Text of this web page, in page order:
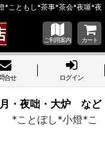
ともし*茶事*茶会*夜噺*夜
ご利用案内 カート
合せ ログイン
・夜咄・大炉 など
ことぼし*小燈*こ